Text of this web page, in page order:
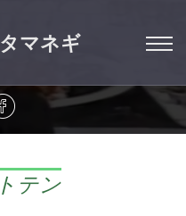
マネギ
テン